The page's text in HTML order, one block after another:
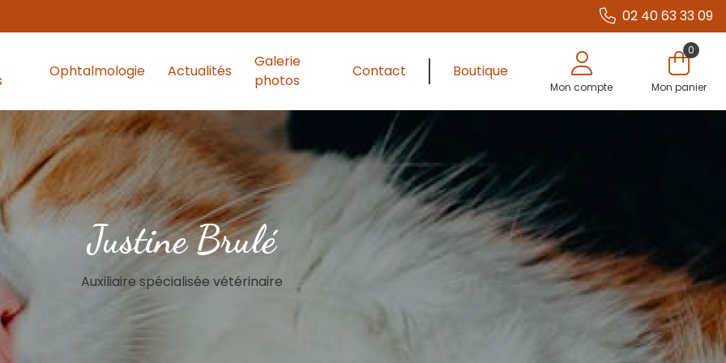
02 40 63 33 09
Ophtalmologie Actualités
Galerie
photos
Contact Boutique
Mon compte
0
Mon panier
Justine Brulé
Auxiliaire spécialisée vétérinaire